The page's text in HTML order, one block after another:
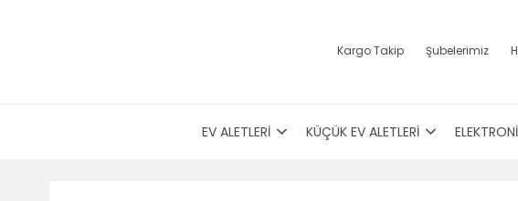
Kargo Takip Şubelerimiz
EV ALETLERİ KÜÇÜK EV ALETLERİ